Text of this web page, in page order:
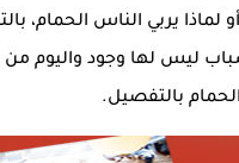
لماذا يربي الناس الحمام،
ليس لها وجود واليوم من
بالتفصيل.